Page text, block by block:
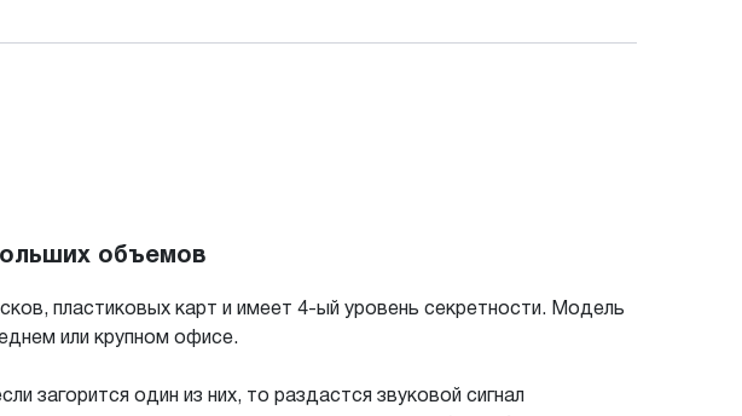
объемов
пластиковых карт и имеет 4-ый уровень секретности. Модель
или крупном офисе.
загорится один из них, то раздастся звуковой сигнал